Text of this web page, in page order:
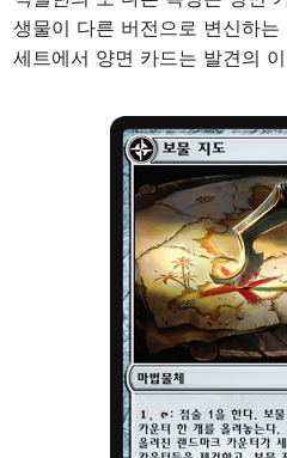
생물이 다른 버전으로 변신하
세트에서 양면 카드는 발견의